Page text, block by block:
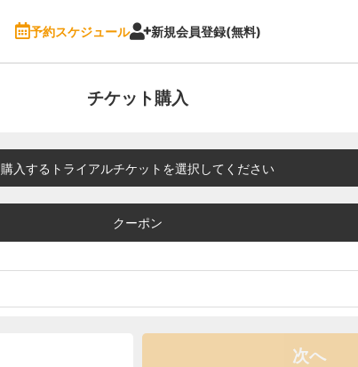
予約スケジュール 新規会員登録(無料)
チケット購入
購入するトライアルチケットを選択してください
クーポン
次へ